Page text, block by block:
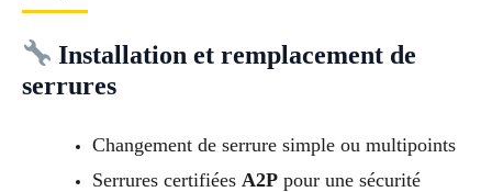
Installation et remplacement de
serrures
Changement de serrure simple ou multipoints
Serrures certifiées A2Ppour une sécurité